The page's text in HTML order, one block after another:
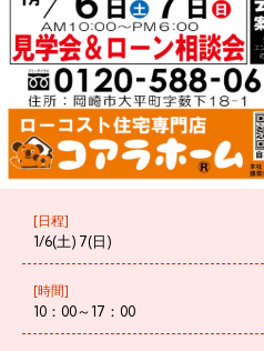
[日程]
1/6(土) 7(日)
[時間]
10：00～17：00